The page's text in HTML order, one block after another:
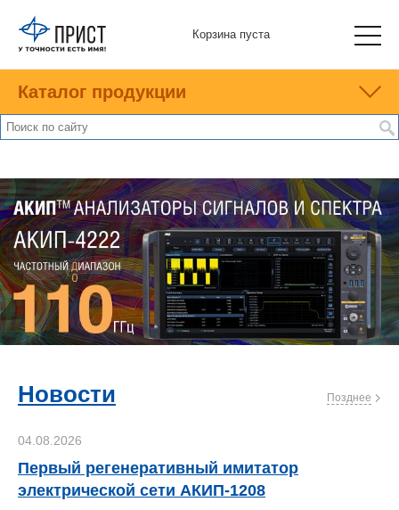
Корзина пуста
Каталог продукции
Новости Позднее
04.08.2026
Первый регенеративный имитатор
электрической сети АКИП-1208